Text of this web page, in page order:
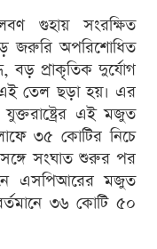
গুহায় সংরক্ষিত
জরুরি অপরিশোধিত
বড় প্রাকৃতিক দুর্যোগ
এই তেল ছড়া হয়। এর
যুক্তরাষ্ট্রের এই মজুত
৩৫ কোটির নিচে
সংঘাত শুরুর পর
এসপিআরের মজুত
৩৬ কোটি ৫০